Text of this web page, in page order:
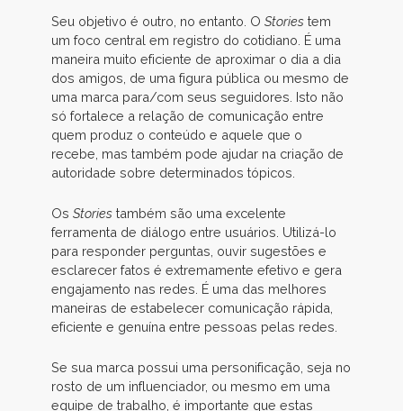
Seu objetivo é outro, no entanto. O Stories tem
um foco central em registro do cotidiano. É uma
maneira muito eficiente de aproximar o dia a dia
dos amigos, de uma figura pública ou mesmo de
uma marca para/com seus seguidores. Isto não
só fortalece a relação de comunicação entre
quem produz o conteúdo e aquele que o
recebe, mas também pode ajudar na criação de
autoridade sobre determinados tópicos.
Os Stories também são uma excelente
ferramenta de diálogo entre usuários. Utilizá-lo
para responder perguntas, ouvir sugestões e
esclarecer fatos é extremamente efetivo e gera
engajamento nas redes. É uma das melhores
maneiras de estabelecer comunicação rápida,
eficiente e genuína entre pessoas pelas redes.
Se sua marca possui uma personificação, seja no
rosto de um influenciador, ou mesmo em uma
equipe de trabalho, é importante que estas